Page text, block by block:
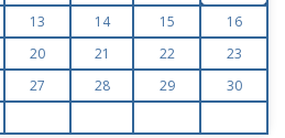
13 14 15
16
20 21 22
23
27 28 29
30